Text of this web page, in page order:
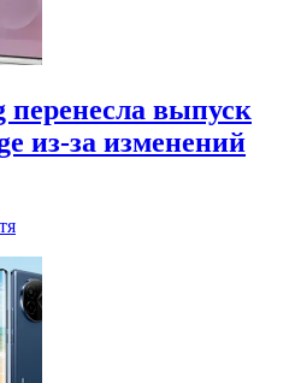
перенесла выпуск
из-за изменений